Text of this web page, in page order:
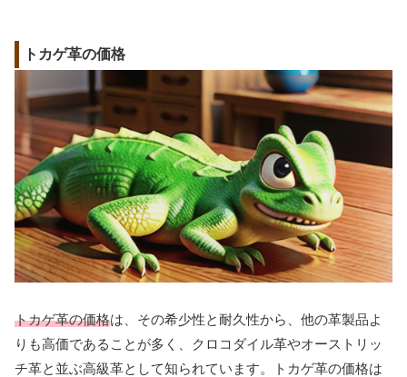
トカゲ革の価格
トカゲ革の価格は、その希少性と耐久性から、他の革製品よ
りも高価であることが多く、クロコダイル革やオーストリッ
チ革と並ぶ高級革として知られています。トカゲ革の価格は